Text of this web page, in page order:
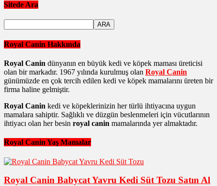
Sitede Ara
Royal Canin Hakkında
Royal Canin dünyanın en büyük kedi ve köpek maması üreticisi
olan bir markadır. 1967 yılında kurulmuş olan Royal Canin
günümüzde en çok tercih edilen kedi ve köpek mamalarını üreten bir
firma haline gelmiştir.
Royal Canin kedi ve köpeklerinizin her türlü ihtiyacına uygun
mamalara sahiptir. Sağlıklı ve düzgün beslenmeleri için vücutlarının
ihtiyacı olan her besin royal canin mamalarında yer almaktadır.
Royal Canin Yaş Mamalar
Royal Canin Babycat Yavru Kedi Süt Tozu Satın Al